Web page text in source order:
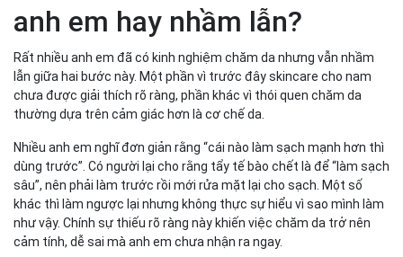
anh em hay nhầm lẫn?
Rất nhiều anh em đã có kinh nghiệm chăm da nhưng vẫn nhầm
lẫn giữa hai bước này. Một phần vì trước đây skincare cho nam
chưa được giải thích rõ ràng, phần khác vì thói quen chăm da
thường dựa trên cảm giác hơn là cơ chế da.
Nhiều anh em nghĩ đơn giản rằng “cái nào làm sạch mạnh hơn thì
dùng trước”. Có người lại cho rằng tẩy tế bào chết là để “làm sạch
sâu”, nên phải làm trước rồi mới rửa mặt lại cho sạch. Một số
khác thì làm ngược lại nhưng không thực sự hiểu vì sao mình làm
như vậy. Chính sự thiếu rõ ràng này khiến việc chăm da trở nên
cảm tính, dễ sai mà anh em chưa nhận ra ngay.